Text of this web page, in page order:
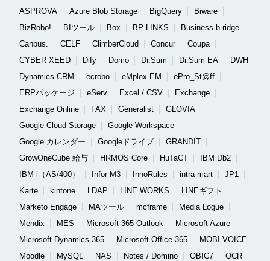
ASPROVA
Azure Blob Storage BigQuery
Biware
BizRobo!
BIツール Box BP-LINKS
Business b-ridge
Canbus.
CELF ClimberCloud Concur
Coupa
CYBER XEED
Dify Domo Dr.Sum Dr.Sum EA
DWH
Dynamics CRM
ecrobo eMplex EM
ePro_St@ff
ERPパッケージ
eServ Excel / CSV
Exchange
Exchange Online
FAX Generalist
GLOVIA
Google Cloud Storage
Google Workspace
Google カレンダー
Googleドライブ
GRANDIT
GrowOneCube 給与
HRMOS Core HuTaCT
IBM Db2
IBM i（AS/400）
Infor M3 InnoRules intra-mart
JP1
Karte
kintone LDAP LINE WORKS
LINEギフト
Marketo Engage
MAツール mcframe
Media Logue
Mendix
MES Microsoft 365 Outlook
Microsoft Azure
Microsoft Dynamics 365
Microsoft Office 365
MOBI VOICE
Moodle
MySQL NAS Notes / Domino OBIC7
OCR